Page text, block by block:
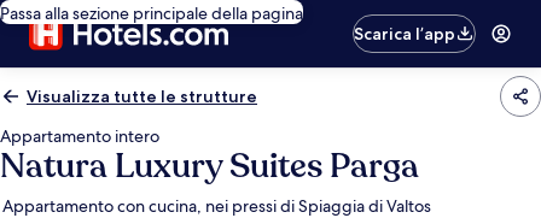
Passa alla sezione principale della pagina
Scarica l’app
Visualizza tutte le strutture
Appartamento intero
Natura Luxury Suites Parga
Appartamento con cucina, nei pressi di Spiaggia di Valtos